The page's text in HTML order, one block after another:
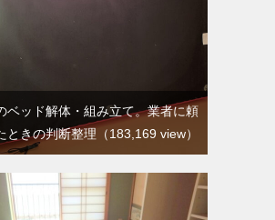
ベッド解体・組み立て。業者に頼
ときの判断整理 （183,169 view）